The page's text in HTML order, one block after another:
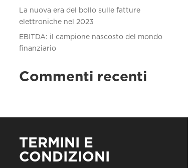
La nuova era del bollo sulle fatture
elettroniche nel 2023
EBITDA: il campione nascosto del mondo
finanziario
Commenti recenti
TERMINI E
CONDIZIONI